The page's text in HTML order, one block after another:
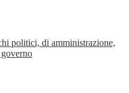
politici, di amministrazione,